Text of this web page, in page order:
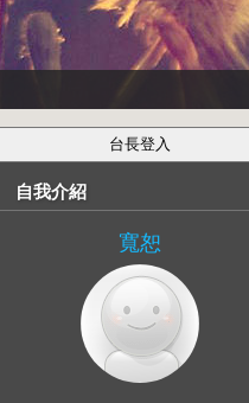
自我介紹
寬恕